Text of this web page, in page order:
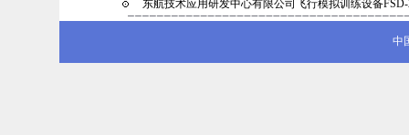
东航技术应用研发中心有限公司飞行模拟训练设备
中